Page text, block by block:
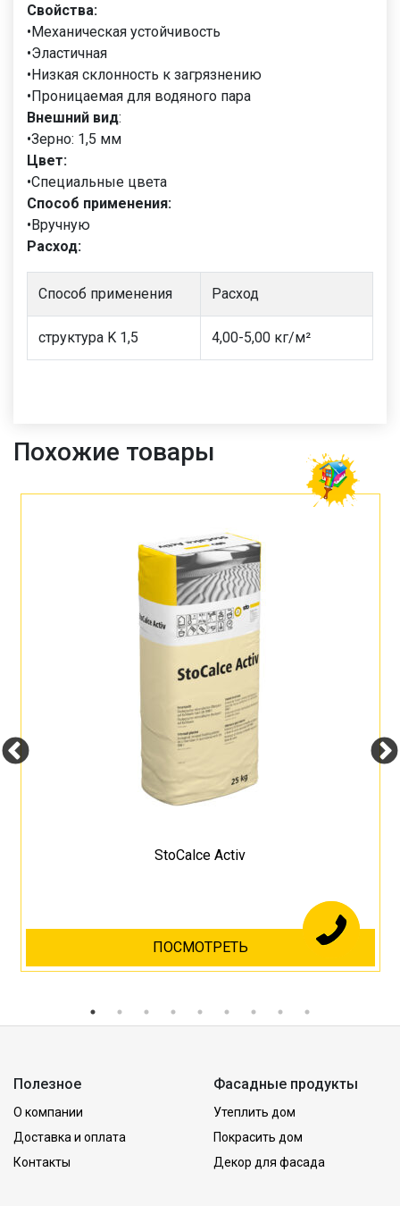
Свойства:
•Механическая устойчивость
•Эластичная
•Низкая склонность к загрязнению
•Проницаемая для водяного пара
Внешний вид:
•Зерно: 1,5 мм
Цвет:
•Специальные цвета
Cпособ применения:
•Вручную
Расход:
Способ применения Расход
структура K 1,5 4,00-5,00 кг/м²
Похожие товары
StoCalce Activ
ПОСМОТРЕТЬ
Полезное
О компании
Доставка и оплата
Контакты
Фасадные продукты
Утеплить дом
Покрасить дом
Декор для фасада